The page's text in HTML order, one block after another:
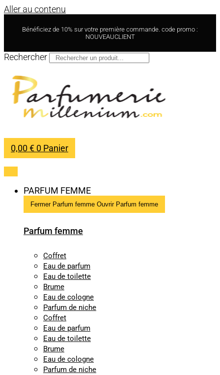
Aller au contenu
Bénéficiez de 10% sur votre première commande. code promo :
NOUVEAUCLIENT
Rechercher
0,00€ 0 Panier
PARFUM FEMME
Fermer Parfum femme Ouvrir Parfum femme
Parfum femme
Coffret
Eau de parfum
Eau de toilette
Brume
Eau de cologne
Parfum de niche
Coffret
Eau de parfum
Eau de toilette
Brume
Eau de cologne
Parfum de niche